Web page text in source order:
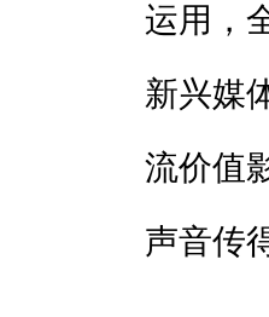
运用，
新兴媒
流价值
声音传